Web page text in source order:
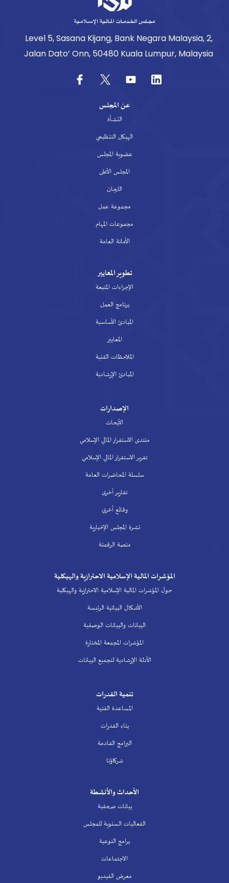
Level 5, Sasana Kijang, Bank Negara Malaysia, 2,
Jalan Dato’ Onn, 50480 Kuala Lumpur, Malaysia
عن المجلس
النشأة
الهيكل التنظيمي
عضوية المجلس
المجلس الأعلى
اللجان
مجموعة عمل
مجموعات المهام
الأمانة العامة
تطوير المعايير
الإجراءات المتبعة
برنامج العمل
المبادئ الأساسية
المعايير
الملاحظات الفنية
المبادئ الإرشادية
الإصدارات
الأبحاث
منتدى الاستقرار المالي الإسلامي
تقرير الاستقرار المالي الإسلامي
سلسلة المحاضرات العامة
تقارير أخرى
وقائع أخري
نشرة المجلس الإخبارية
منصة الرقمنة
المؤشرات المالية الإسلامية الاحترازية والهيكلية
حول المؤشرات المالية الإسلامية الاحترازية والهيكلية
الأشكال البيانية الرئيسة
البيانات والبيانات الوصفية
المؤشرات المجمعة المختارة
الأدلة الإرشادية لتجميع البيانات
تنمية القدرات
المساعدة الفنية
بناء القدرات
البرامج القادمة
شركاؤنا
الأحداث والأنشطة
بيانات صحفية
الفعاليات السنوية للمجلس
برامج التوعية
الاجتماعات
معرض الفيديو